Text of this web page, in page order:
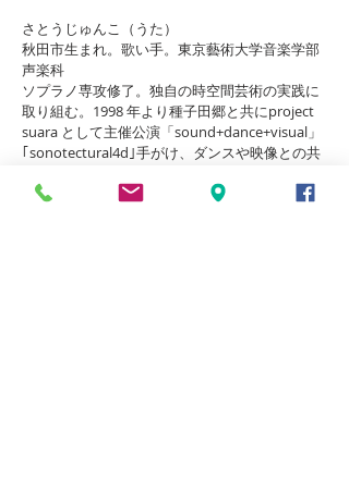
さとうじゅんこ（うた）
秋田市生まれ。歌い手。東京藝術大学音楽学部
声楽科
ソプラノ専攻修了。独自の時空間芸術の実践に
取り組む。1998 年より種子田郷と共にproject
suara として主催公演「sound+dance+visual」
｢sonotectural4d｣手がけ、ダンスや映像との共
で発表した「vision in black」( ジェノヴァ：テ